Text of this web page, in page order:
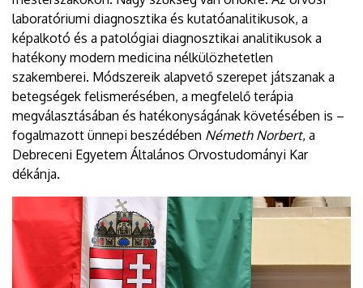
laboratóriumi diagnosztika és kutatóanalitikusok, a
képalkotó és a patológiai diagnosztikai analitikusok a
hatékony modern medicina nélkülözhetetlen
szakemberei. Módszereik alapvető szerepet játszanak a
betegségek felismerésében, a megfelelő terápia
megválasztásában és hatékonyságának követésében is –
fogalmazott ünnepi beszédében Németh Norbert, a
Debreceni Egyetem Általános Orvostudományi Kar
dékánja.